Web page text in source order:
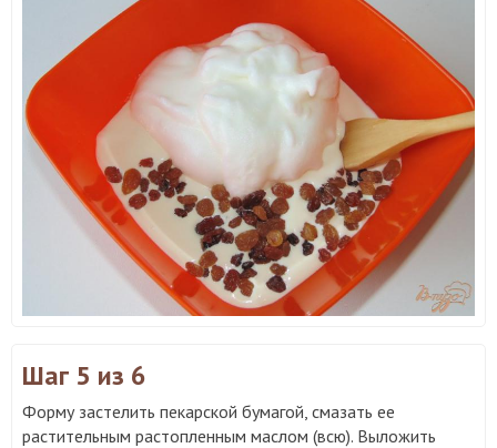
Шаг 5 из 6
Форму застелить пекарской бумагой, смазать ее
растительным растопленным маслом (всю). Выложить